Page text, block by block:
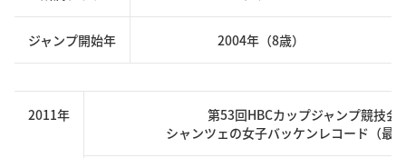
ジャンプ開始年 2004年（8歳）
2011年
第53回HBCカップジャンプ競技会
シャンツェの女子バッケンレコード（最